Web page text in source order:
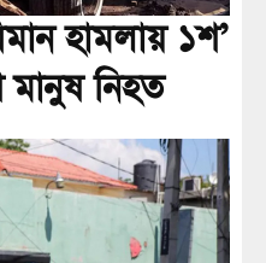
হামলায় ১শ’
নিহত